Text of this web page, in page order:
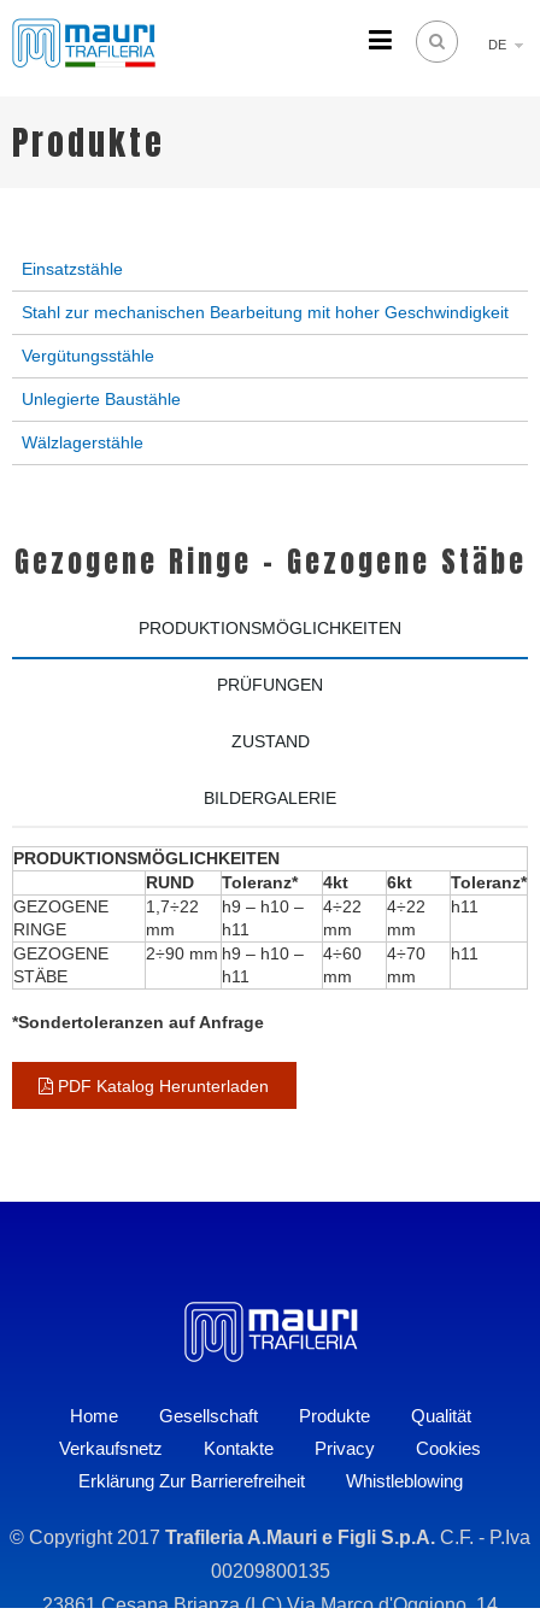
DE
Produkte
Einsatzstähle
Stahl zur mechanischen Bearbeitung mit hoher Geschwindigkeit
Vergütungsstähle
Unlegierte Baustähle
Wälzlagerstähle
Gezogene Ringe – Gezogene Stäbe
PRODUKTIONSMÖGLICHKEITEN
PRÜFUNGEN
ZUSTAND
BILDERGALERIE
PRODUKTIONSMÖGLICHKEITEN
RUND
Toleranz* 4kt 6kt
Toleranz*
GEZOGENE
RINGE
1,7÷22
mm
h9 – h10 –
h11
4÷22
mm
4÷22
mm
h11
GEZOGENE
STÄBE
2÷90 mm h9 – h10 –
h11
4÷60
mm
4÷70
mm
h11
*Sondertoleranzen auf Anfrage
PDF Katalog Herunterladen
Home Gesellschaft Produkte
Qualität
Verkaufsnetz
Kontakte Privacy
Cookies
Erklärung Zur Barrierefreiheit
Whistleblowing
© Copyright 2017 Trafileria A.Mauri e Figli S.p.A. C.F. - P.Iva
00209800135
23861 Cesana Brianza (LC) Via Marco d'Oggiono, 14